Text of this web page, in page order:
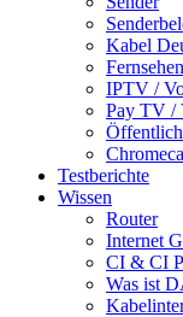
Kabel
IPTV /
Pay TV /
Testberichte
Wissen
Router
Internet
CI & CI
Was ist